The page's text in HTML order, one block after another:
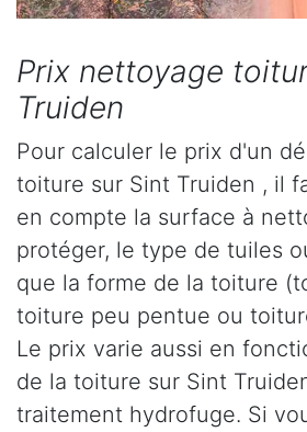
Prix nettoyage
Truiden
Pour calculer le prix d'un
toiture sur Sint Truiden , il
en compte la surface à
protéger, le type de tuiles
que la forme de la toiture
toiture peu pentue ou
Le prix varie aussi en
de la toiture sur Sint
traitement hydrofuge. Si